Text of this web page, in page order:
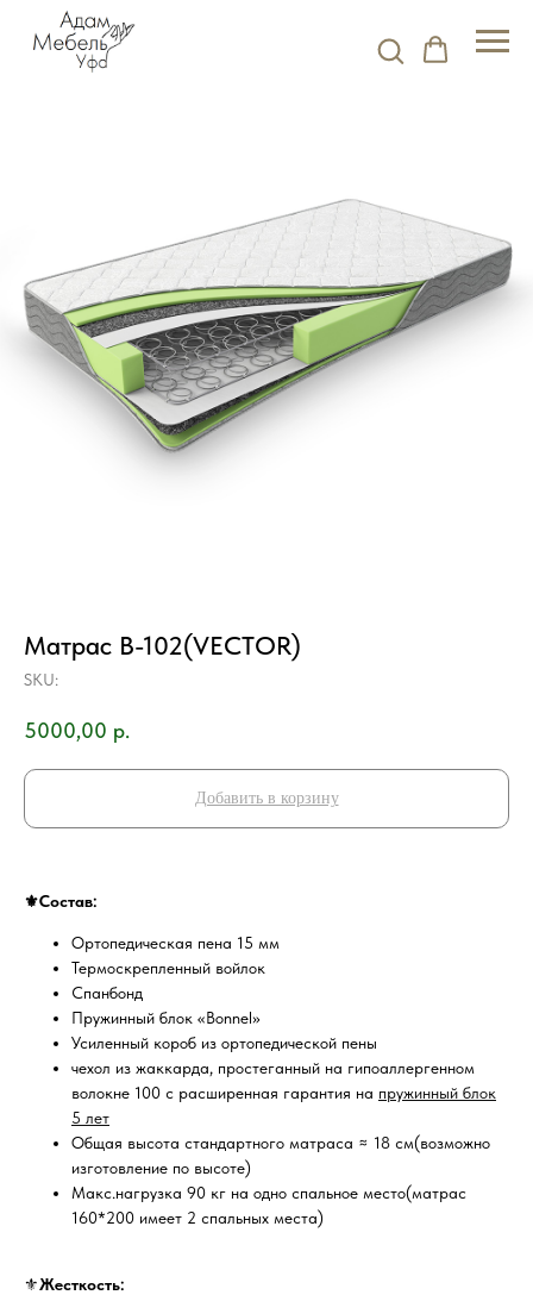
Матрас В-102(VECTOR)
SKU:
5000,00 р.
Добавить в корзину
⚜️Состав:
Ортопедическая пена 15 мм
Термоскрепленный войлок
Спанбонд
Пружинный блок «Bonnel»
Усиленный короб из ортопедической пены
чехол из жаккарда, простеганный на гипоаллергенном
волокне 100 с расширенная гарантия на пружинный блок
5 лет
Общая высота стандартного матраса ≈ 18 см(возможно
изготовление по высоте)
Макс.нагрузка 90 кг на одно спальное место(матрас
160*200 имеет 2 спальных места)
⚜️Жесткость: